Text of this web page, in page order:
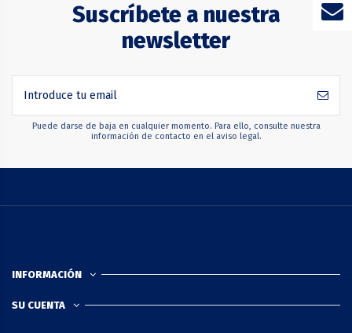
Suscríbete a nuestra
newsletter
Puede darse de baja en cualquier momento. Para ello, consulte nuestra
información de contacto en el aviso legal.
INFORMACIÓN
SU CUENTA